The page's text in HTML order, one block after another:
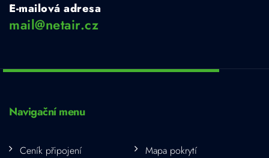
E-mailová adresa
mail@netair.cz
Navigační menu
Ceník připojení
Mapa pokrytí